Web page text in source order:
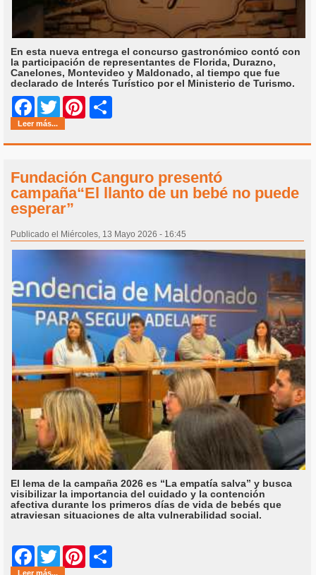
En esta nueva entrega el concurso gastronómico contó con
la participación de representantes de Florida, Durazno,
Canelones, Montevideo y Maldonado, al tiempo que fue
declarado de Interés Turístico por el Ministerio de Turismo.
Facebook
Twitter Pinterest
Leer más...
Fundación Canguro presentó
campaña“El llanto de un bebé no puede
esperar”
Publicado el Miércoles, 13 Mayo 2026 - 16:45
El lema de la campaña 2026 es “La empatía salva” y busca
visibilizar la importancia del cuidado y la contención
afectiva durante los primeros días de vida de bebés que
atraviesan situaciones de alta vulnerabilidad social.
Facebook
Twitter Pinterest
Leer más...